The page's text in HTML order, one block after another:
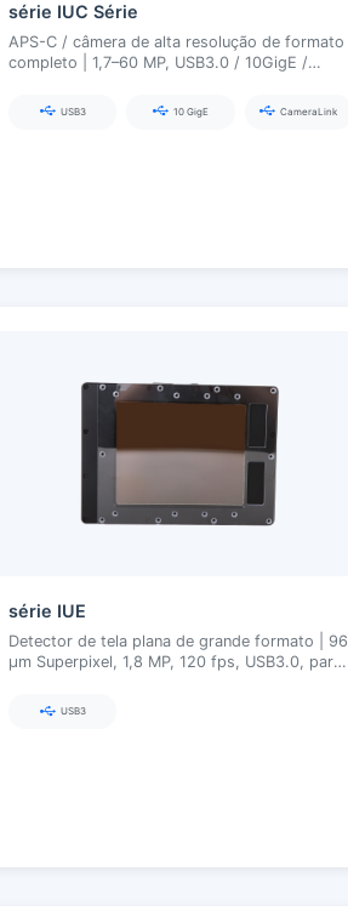
série IUC Série
APS-C / câmera de alta resolução de formato
completo | 1,7–60 MP, USB3.0 / 10GigE /
opcionalUSB3 10 GigE CameraLink
série IUE
Detector de tela plana de grande formato | 96
µm Superpixel, 1,8 MP, 120 fps, USB3.0, para
USB3